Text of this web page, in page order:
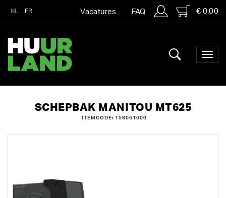
NL FR Vacatures FAQ € 0,00
SCHEPBAK MANITOU MT625
ITEMCODE: 158061000